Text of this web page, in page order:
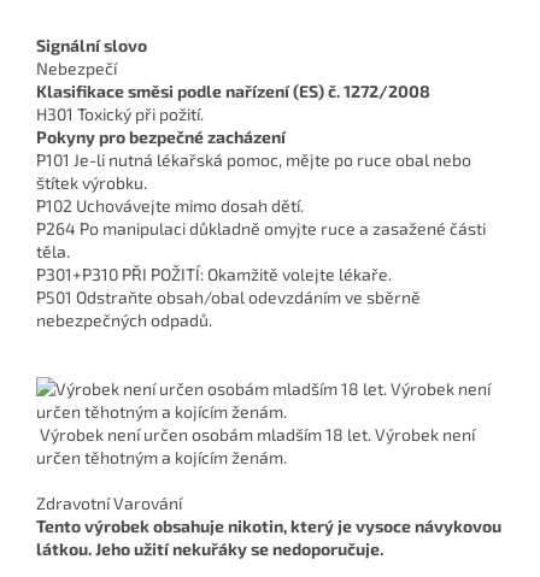
Signální slovo
Nebezpečí
Klasifikace směsi podle nařízení (ES) č. 1272/2008
H301 Toxický při požití.
Pokyny pro bezpečné zacházení
P101 Je-li nutná lékařská pomoc, mějte po ruce obal nebo
štítek výrobku.
P102 Uchovávejte mimo dosah dětí.
P264 Po manipulaci důkladně omyjte ruce a zasažené části
těla.
P301+P310 PŘI POŽITÍ: Okamžitě volejte lékaře.
P501 Odstraňte obsah/obal odevzdáním ve sběrně
nebezpečných odpadů.
Výrobek není určen osobám mladším 18 let. Výrobek není
určen těhotným a kojícím ženám.
Zdravotní Varování
Tento výrobek obsahuje nikotin, který je vysoce návykovou
látkou. Jeho užití nekuřáky se nedoporučuje.